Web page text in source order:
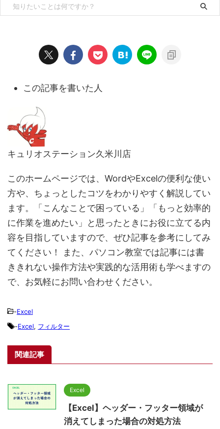
この記事を書いた人
キュリオステーション久米川店
このホームページでは、WordやExcelの便利な使い
方や、ちょっとしたコツをわかりやすく解説してい
ます。「こんなことで困っている」「もっと効率的
に作業を進めたい」と思ったときにお役に立てる内
容を目指していますので、ぜひ記事を参考にしてみ
てください！ また、パソコン教室では記事には書
ききれない操作方法や実践的な活用術も学べますの
で、お気軽にお問い合わせください。
-Excel
-Excel, フィルター
関連記事
Excel
【Excel】ヘッダー・フッター領域が
消えてしまった場合の対処方法